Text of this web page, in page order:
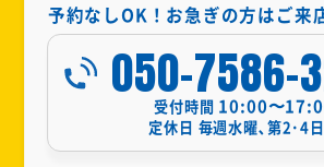
予約なしOK！お急ぎの方はご来
050-7586-
受付時間 10:00〜
定休日 毎週水曜､第2･4